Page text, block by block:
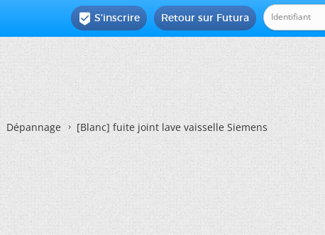
Retour sur Futura
 S'inscrire
Dépannage [Blanc]fuite joint lave vaisselle Siemens